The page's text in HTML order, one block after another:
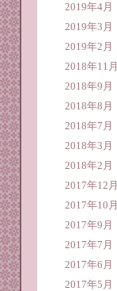
2019年4月
2019年3月
2019年2月
2018年11月
2018年9月
2018年8月
2018年7月
2018年3月
2018年2月
2017年12月
2017年10月
2017年9月
2017年7月
2017年6月
2017年5月